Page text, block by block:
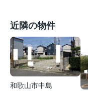
近隣の物件
和歌山市中島